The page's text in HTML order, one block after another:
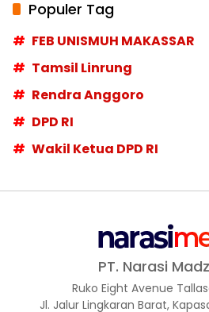
Populer Tag
FEB UNISMUH MAKASSAR
Tamsil Linrung
Rendra Anggoro
DPD RI
Wakil Ketua DPD RI
PT. Narasi
Ruko Eight Avenue
Jl. Jalur Lingkaran Barat,